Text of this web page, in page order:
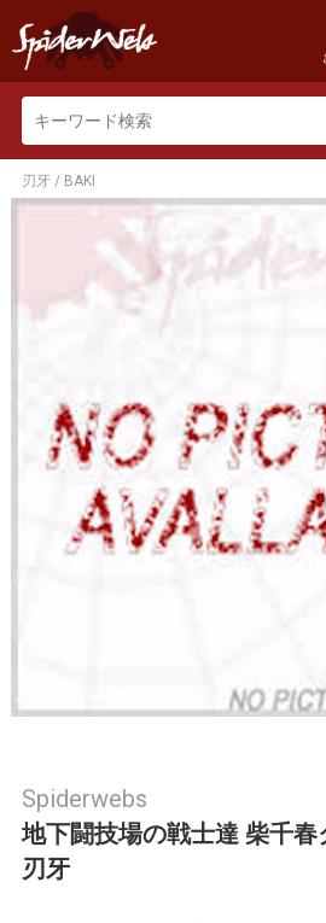
刃牙 / BAKI
Spiderwebs
地下闘技場の戦士達 柴千
刃牙